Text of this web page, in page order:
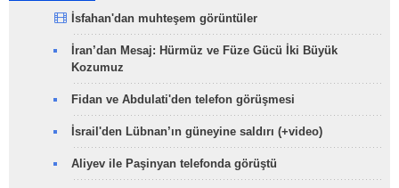
İsfahan'dan muhteşem görüntüler
İran’dan Mesaj: Hürmüz ve Füze Gücü İki Büyük
Kozumuz
Fidan ve Abdulati'den telefon görüşmesi
İsrail'den Lübnan’ın güneyine saldırı (+video)
Aliyev ile Paşinyan telefonda görüştü